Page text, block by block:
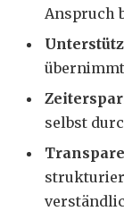
Anspruch
selbst